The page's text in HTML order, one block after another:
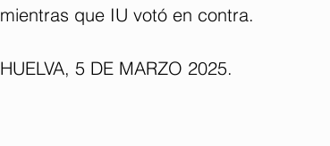
mientras que IU votó en contra.
HUELVA, 5 DE MARZO 2025.